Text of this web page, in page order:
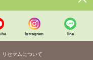
Instagram line
リセマムについて